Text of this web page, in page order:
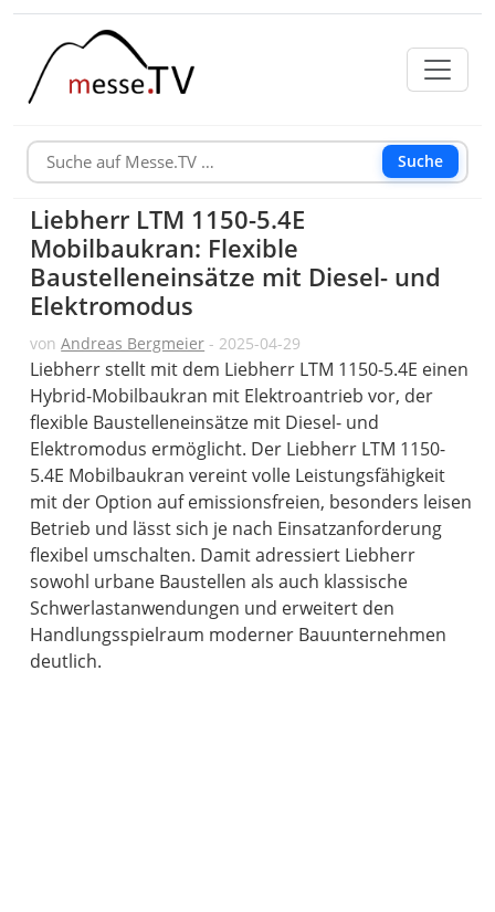
Suche
Liebherr LTM 1150-5.4E
Mobilbaukran: Flexible
Baustelleneinsätze mit Diesel- und
Elektromodus
vonAndreas Bergmeier - 2025-04-29
Liebherr stellt mit dem Liebherr LTM 1150-5.4E einen
Hybrid-Mobilbaukran mit Elektroantrieb vor, der
flexible Baustelleneinsätze mit Diesel- und
Elektromodus ermöglicht. Der Liebherr LTM 1150-
5.4E Mobilbaukran vereint volle Leistungsfähigkeit
mit der Option auf emissionsfreien, besonders leisen
Betrieb und lässt sich je nach Einsatzanforderung
flexibel umschalten. Damit adressiert Liebherr
sowohl urbane Baustellen als auch klassische
Schwerlastanwendungen und erweitert den
Handlungsspielraum moderner Bauunternehmen
deutlich.